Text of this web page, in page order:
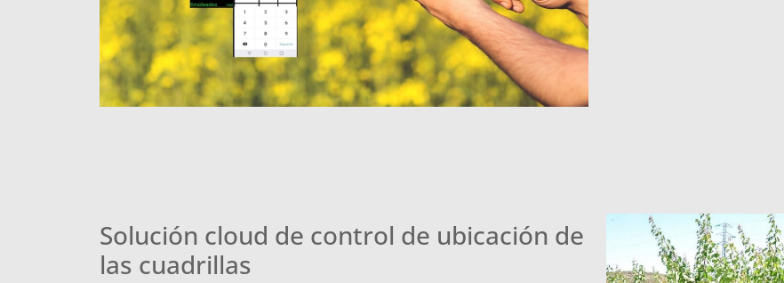
Solución cloud de control de ubicación de
las cuadrillas